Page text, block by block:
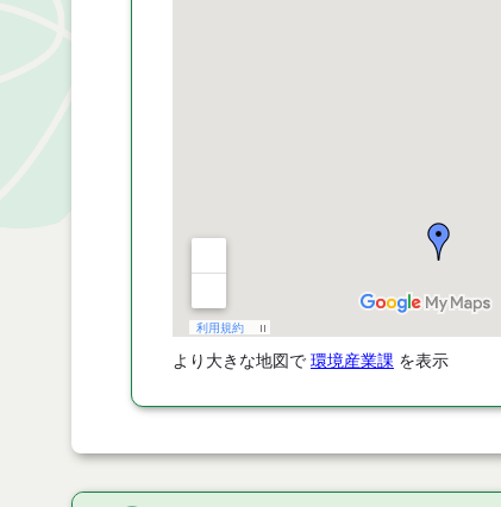
より大きな地図で 環境産業課 を表示